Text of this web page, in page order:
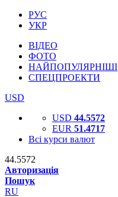
РУС
УКР
ВІДЕО
ФОТО
НАЙПОПУЛЯРНІШІ
СПЕЦПРОЕКТИ
USD
USD 44.5572
EUR 51.4717
Всі курси валют
44.5572
Авторизація
Пошук
RU